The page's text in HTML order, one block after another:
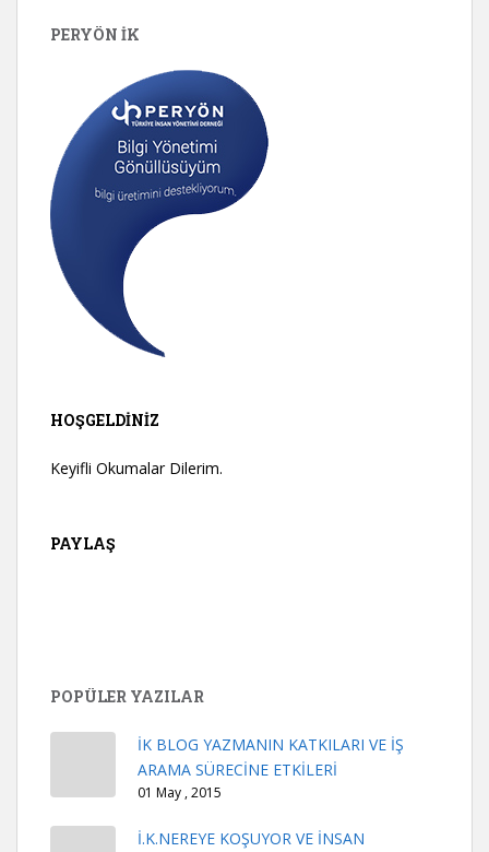
PERYÖN İK
HOŞGELDINIZ
Keyifli Okumalar Dilerim.
PAYLAŞ
POPÜLER YAZILAR
İK BLOG YAZMANIN KATKILARI VE İŞ
ARAMA SÜRECİNE ETKİLERİ
01 May , 2015
İ.K.NEREYE KOŞUYOR VE İNSAN